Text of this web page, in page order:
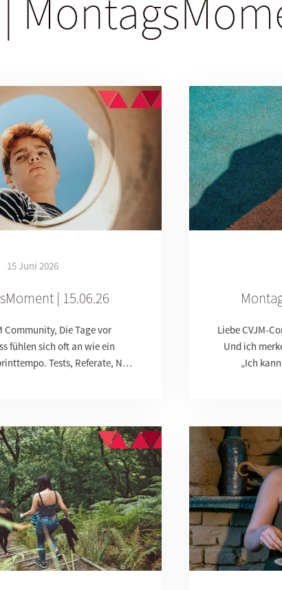
15 Juni 2026
| 15.06.26
Community, Die Tage vor
fühlen sich oft an wie ein
Tests, Referate, N…
Liebe CVJM-
Und ich
„Ich